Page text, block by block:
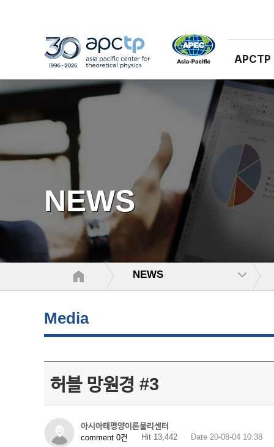
APCTP
NEWS
NEWS
Media
허블 망원경 #3
아시아태평양이론물리센터
comment 0건
Hit 13,442 Date 20-08-04 10:38